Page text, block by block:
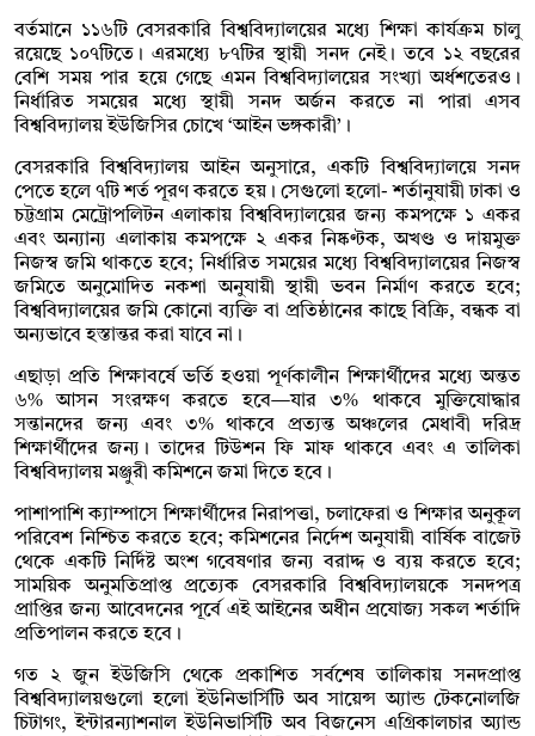
বর্তমানে ১১৬টি বেসরকারি বিশ্ববিদ্যালয়ের মধ্যে শিক্ষা কার্যক্রম চালু
রয়েছে ১০৭টিতে। এরমধ্যে ৮৭টির স্থায়ী সনদ নেই। তবে ১২ বছরের
বেশি সময় পার হয়ে গেছে এমন বিশ্ববিদ্যালয়ের সংখ্যা অর্ধশতেরও।
নির্ধারিত সময়ের মধ্যে স্থায়ী সনদ অর্জন করতে না পারা এসব
বিশ্ববিদ্যালয় ইউজিসির চোখে ‘আইন ভঙ্গকারী’।
বেসরকারি বিশ্ববিদ্যালয় আইন অনুসারে, একটি বিশ্ববিদ্যালয়ে সনদ
পেতে হলে ৭টি শর্ত পূরণ করতে হয়। সেগুলো হলো- শর্তানুযায়ী ঢাকা ও
চট্টগ্রাম মেট্রোপলিটন এলাকায় বিশ্ববিদ্যালয়ের জন্য কমপক্ষে ১ একর
এবং অন্যান্য এলাকায় কমপক্ষে ২ একর নিষ্কণ্টক, অখণ্ড ও দায়মুক্ত
নিজস্ব জমি থাকতে হবে; নির্ধারিত সময়ের মধ্যে বিশ্ববিদ্যালয়ের নিজস্ব
জমিতে অনুমোদিত নকশা অনুযায়ী স্থায়ী ভবন নির্মাণ করতে হবে;
বিশ্ববিদ্যালয়ের জমি কোনো ব্যক্তি বা প্রতিষ্ঠানের কাছে বিক্রি, বন্ধক বা
অন্যভাবে হস্তান্তর করা যাবে না।
এছাড়া প্রতি শিক্ষাবর্ষে ভর্তি হওয়া পূর্ণকালীন শিক্ষার্থীদের মধ্যে অন্তত
৬% আসন সংরক্ষণ করতে হবে—যার ৩% থাকবে মুক্তিযোদ্ধার
সন্তানদের জন্য এবং ৩% থাকবে প্রত্যন্ত অঞ্চলের মেধাবী দরিদ্র
শিক্ষার্থীদের জন্য। তাদের টিউশন ফি মাফ থাকবে এবং এ তালিকা
বিশ্ববিদ্যালয় মঞ্জুরী কমিশনে জমা দিতে হবে।
পাশাপাশি ক্যাম্পাসে শিক্ষার্থীদের নিরাপত্তা, চলাফেরা ও শিক্ষার অনুকূল
পরিবেশ নিশ্চিত করতে হবে; কমিশনের নির্দেশ অনুযায়ী বার্ষিক বাজেট
থেকে একটি নির্দিষ্ট অংশ গবেষণার জন্য বরাদ্দ ও ব্যয় করতে হবে;
সাময়িক অনুমতিপ্রাপ্ত প্রত্যেক বেসরকারি বিশ্ববিদ্যালয়কে সনদপত্র
প্রাপ্তির জন্য আবেদনের পূর্বে এই আইনের অধীন প্রযোজ্য সকল শর্তাদি
প্রতিপালন করতে হবে।
গত ২ জুন ইউজিসি থেকে প্রকাশিত সর্বশেষ তালিকায় সনদপ্রাপ্ত
বিশ্ববিদ্যালয়গুলো হলো ইউনিভার্সিটি অব সায়েন্স অ্যান্ড টেকনোলজি
চিটাগং, ইন্টারন্যাশনাল ইউনিভার্সিটি অব বিজনেস এগ্রিকালচার অ্যান্ড